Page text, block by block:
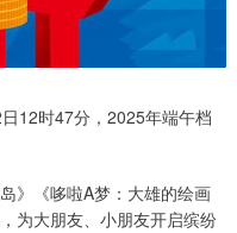
12时47分，2025年端午档
《哆啦A梦：大雄的绘画
为大朋友、小朋友开启缤纷